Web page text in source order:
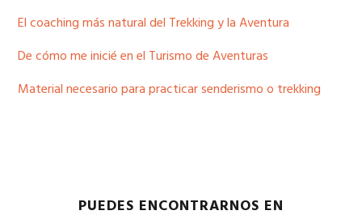
El coaching más natural del Trekking y la Aventura
De cómo me inicié en el Turismo de Aventuras
Material necesario para practicar senderismo o trekking
PUEDES ENCONTRARNOS EN